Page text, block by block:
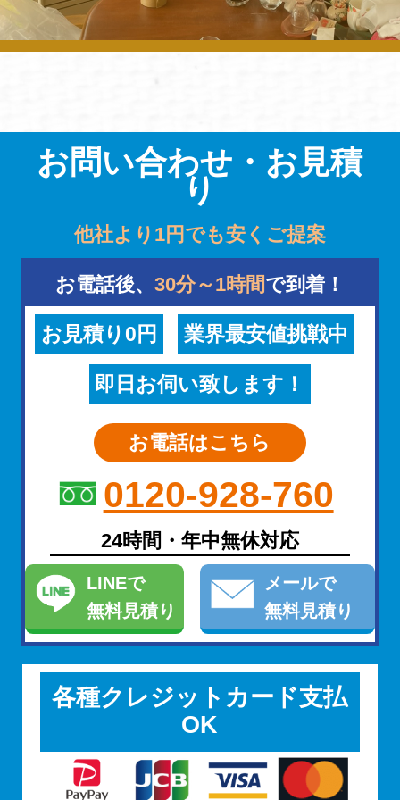
お問い合わせ・お見積
り
他社より1円でも安くご提案
お電話後、 30分～1時間で到着！
お見積り0円 業界最安値挑戦中
即日お伺い致します！
お電話はこちら
0120-928-760
24時間・年中無休対応
LINEで
無料見積り
メールで
無料見積り
各種クレジットカード支払
OK